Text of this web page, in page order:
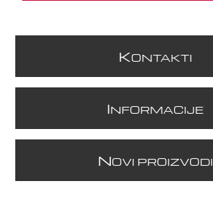
KONTAKTI
INFORMACIJE
NOVI PROIZVODI